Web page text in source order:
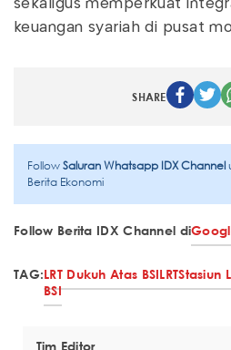
sekaligus memperkuat
keuangan syariah di pusat
SHARE
FollowSaluran Whatsapp IDX Channel
Berita Ekonomi
Follow Berita IDX Channel di
TAG:LRT Dukuh Atas BSILRTStasiun
BSI
Tim Editor